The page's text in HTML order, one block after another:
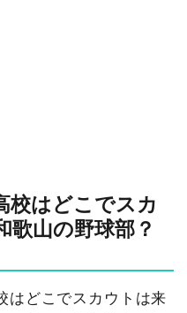
校はどこでスカ
歌山の野球部？
はどこでスカウトは来